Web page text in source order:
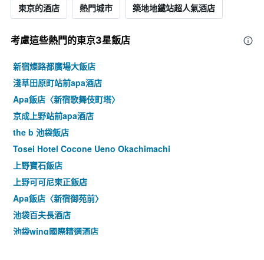
東京的酒店 熱門城市 築地地鐵站超人氣酒店
考慮這些熱門的東京3星​飯店
新宿燦路都廣場大飯店
淺草田原町站前apa酒店
Apa飯店〈新宿歌舞伎町塔〉
京成上野站前apa酒店
the b 池袋飯店
Tosei Hotel Cocone Ueno Okachimachi
上野寶石飯店
上野可可尼東正飯店
Apa飯店〈新宿御苑前〉
池袋百夫長酒店
池袋wing國際精選酒店